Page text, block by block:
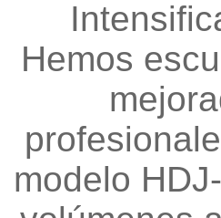
Hemos
modelo